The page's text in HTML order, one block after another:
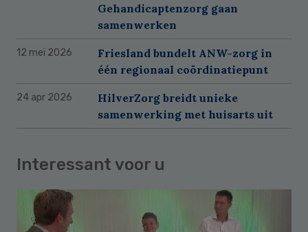
Gehandicaptenzorg gaan
samenwerken
12 mei 2026
Friesland bundelt ANW-zorg in
één regionaal coördinatiepunt
24 apr 2026
HilverZorg breidt unieke
samenwerking met huisarts uit
Interessant voor u